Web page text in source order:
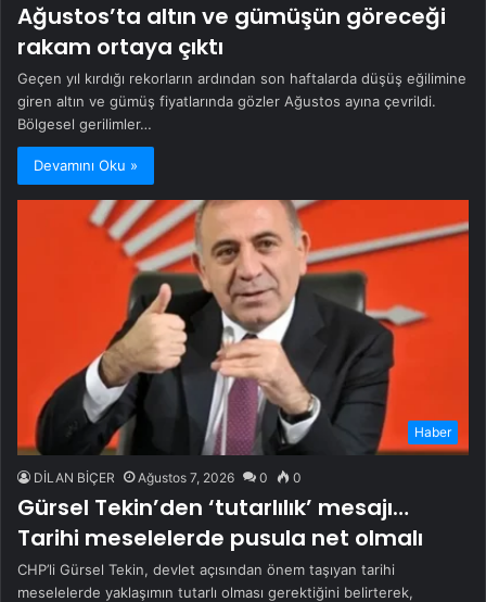
Ağustos’ta altın ve gümüşün göreceği
rakam ortaya çıktı
Geçen yıl kırdığı rekorların ardından son haftalarda düşüş eğilimine
giren altın ve gümüş fiyatlarında gözler Ağustos ayına çevrildi.
Bölgesel gerilimler…
Devamını Oku »
Haber
DİLAN BİÇER Ağustos 7, 2026 0 0
Gürsel Tekin’den ‘tutarlılık’ mesajı…
Tarihi meselelerde pusula net olmalı
CHP’li Gürsel Tekin, devlet açısından önem taşıyan tarihi
meselelerde yaklaşımın tutarlı olması gerektiğini belirterek,